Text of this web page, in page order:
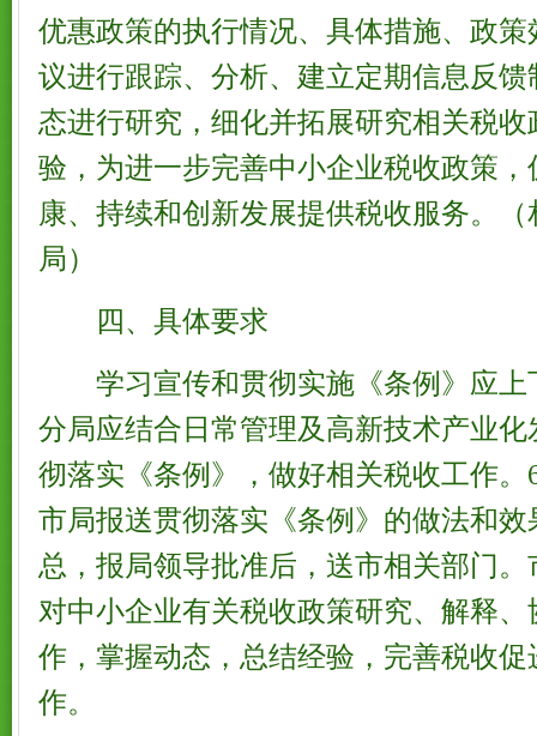
优惠政策的执行情况、具体措施、政
议进行跟踪、分析、建立定期信息反
态进行研究，细化并拓展研究相关税
验，为进一步完善中小企业税收政策
康、持续和创新发展提供税收服务。
局）
四、具体要求
学习宣传和贯彻实施《条例》应上
分局应结合日常管理及高新技术产业
彻落实《条例》，做好相关税收工作。
市局报送贯彻落实《条例》的做法和
总，报局领导批准后，送市相关部门
对中小企业有关税收政策研究、解释
作，掌握动态，总结经验，完善税收
作。